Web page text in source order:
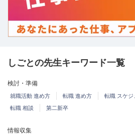
しごとの先生キーワード一覧
検討・準備
就職活動 進め方 転職 進め方 転職 スケジ
転職 相談
第二新卒
情報収集